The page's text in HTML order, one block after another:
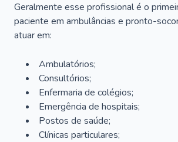
Geralmente esse profissional é o
paciente em ambulâncias e pronto-
atuar em:
Ambulatórios;
Consultórios;
Enfermaria de colégios;
Emergência de hospitais;
Postos de saúde;
Clínicas particulares;